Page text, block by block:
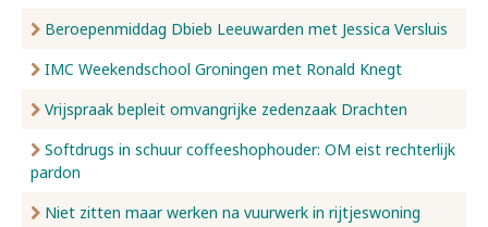
Beroepenmiddag Dbieb Leeuwarden met Jessica Versluis
IMC Weekendschool Groningen met Ronald Knegt
Vrijspraak bepleit omvangrijke zedenzaak Drachten
Softdrugs in schuur coffeeshophouder: OM eist rechterlijk
pardon
Niet zitten maar werken na vuurwerk in rijtjeswoning